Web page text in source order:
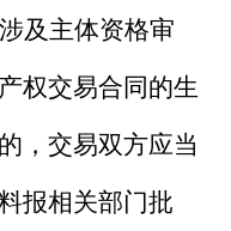
及主体资格审
权交易合同的生
，交易双方应当
报相关部门批